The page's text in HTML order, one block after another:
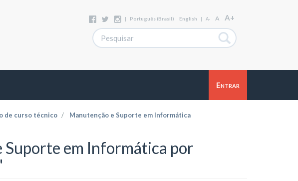
| Português (Brasil) English | A- A A+
Entrar
de curso técnico
Manutenção e Suporte em Informática
Suporte em Informática por